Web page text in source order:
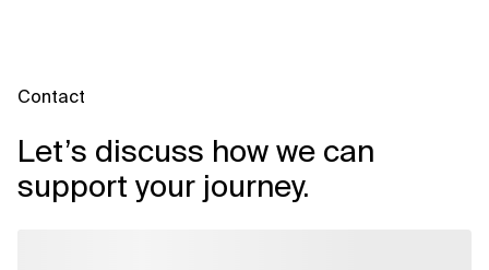
Contact
Let’s discuss how we can
support your journey.